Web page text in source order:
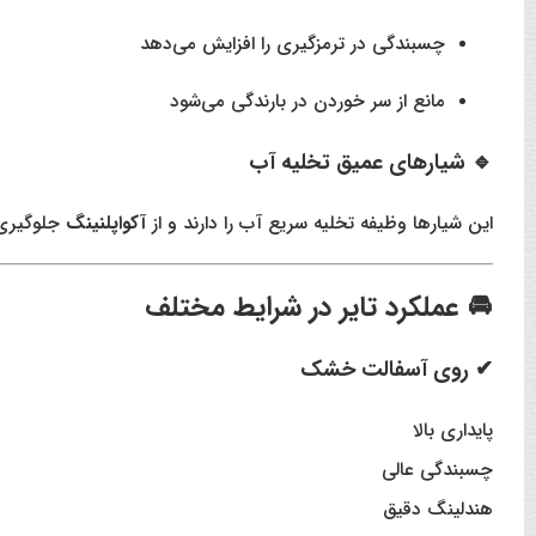
چسبندگی در ترمزگیری را افزایش می‌دهد
مانع از سر خوردن در بارندگی می‌شود
🔹 شیارهای عمیق تخلیه آب
این شیارها وظیفه تخلیه سریع آب را دارند و ازآکواپلنینگ
🚘 عملکرد تایر در شرایط مختلف
✔ روی آسفالت خشک
پایداری بالا
چسبندگی عالی
هندلینگ دقیق